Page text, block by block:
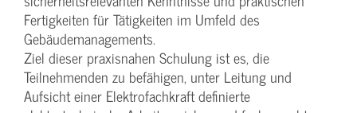
Fertigkeiten für Tätigkeiten im Umfeld des
Gebäudemanagements.
Ziel dieser praxisnahen Schulung ist es, die
Teilnehmenden zu befähigen, unter Leitung und
Aufsicht einer Elektrofachkraft definierte